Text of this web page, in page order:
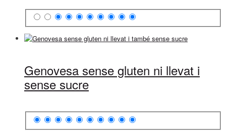
Genovesa sense gluten ni llevat i
sense sucre